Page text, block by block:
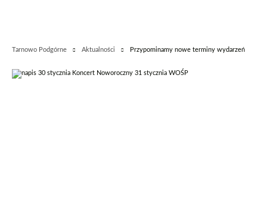
Tarnowo Podgórne Aktualności Przypominamy nowe terminy wydarzeń